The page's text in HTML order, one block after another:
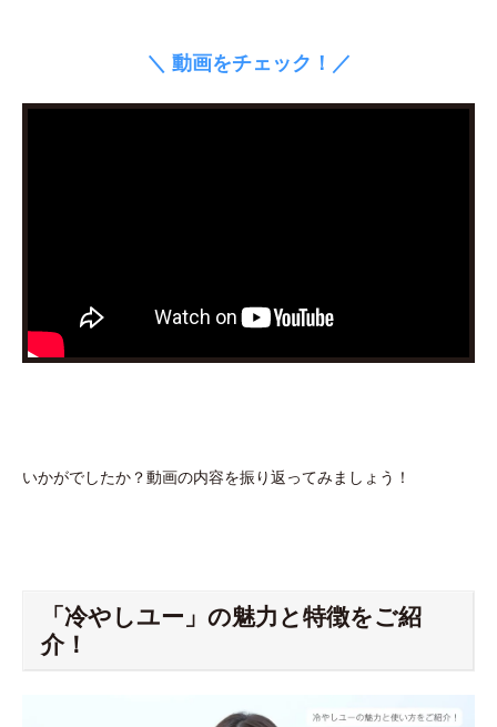
＼ 動画をチェック！／
いかがでしたか？動画の内容を振り返ってみましょう！
「冷やしユー」の魅力と特徴をご紹
介！